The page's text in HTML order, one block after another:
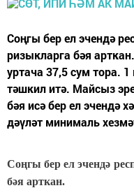
Соңгы бер ел эчендә
ризыкларга бәя
уртача 37,5 сум тора.
тәшкил итә. Майсыз
бәя исә бер ел эчендә
дәүләт минималь
Соңгы бер ел эчендә
бәя арткан.